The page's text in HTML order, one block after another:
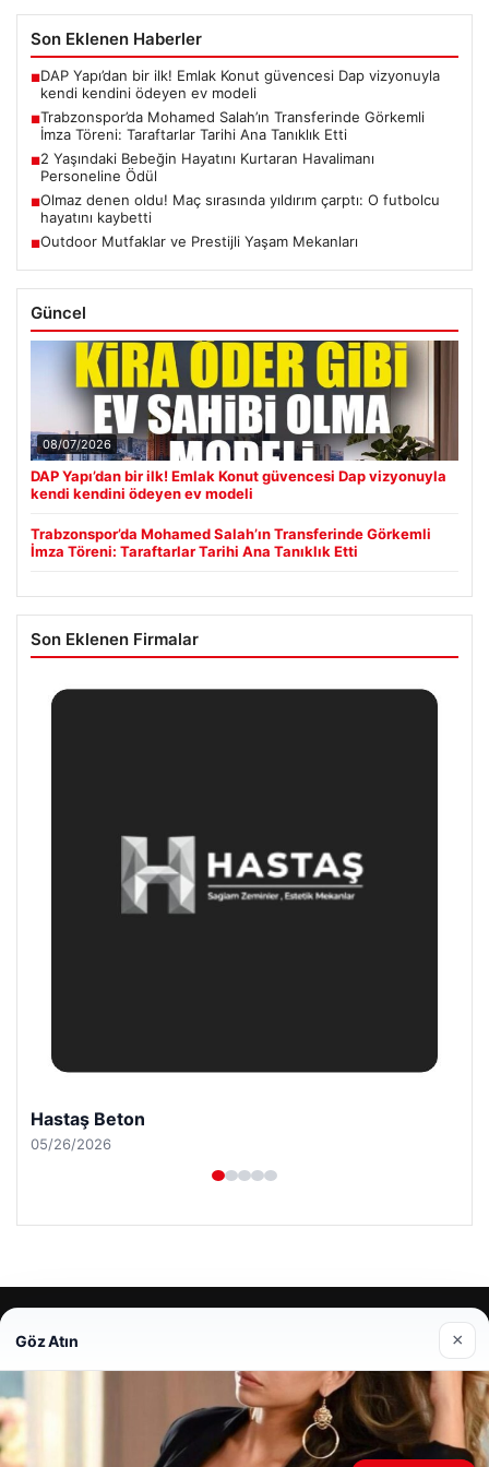
Son Eklenen Haberler
■DAP Yapı’dan bir ilk! Emlak Konut güvencesi Dap vizyonuyla
kendi kendini ödeyen ev modeli
■Trabzonspor’da Mohamed Salah’ın Transferinde Görkemli
İmza Töreni: Taraftarlar Tarihi Ana Tanıklık Etti
■2 Yaşındaki Bebeğin Hayatını Kurtaran Havalimanı
Personeline Ödül
■Olmaz denen oldu! Maç sırasında yıldırım çarptı: O futbolcu
hayatını kaybetti
■Outdoor Mutfaklar ve Prestijli Yaşam Mekanları
Güncel
08/07/2026
DAP Yapı’dan bir ilk! Emlak Konut güvencesi Dap vizyonuyla
kendi kendini ödeyen ev modeli
Trabzonspor’da Mohamed Salah’ın Transferinde Görkemli
İmza Töreni: Taraftarlar Tarihi Ana Tanıklık Etti
Son Eklenen Firmalar
Hastaş Beton
05/26/2026
Göz Atın ×